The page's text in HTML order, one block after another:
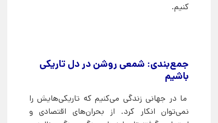
کنیم.
جمع‌بندی: شمعی روشن در دل تاریکی
باشیم
ما در جهانی زندگی می‌کنیم که تاریکی‌هایش را
نمی‌توان انکار کرد. از بحران‌های اقتصادی و